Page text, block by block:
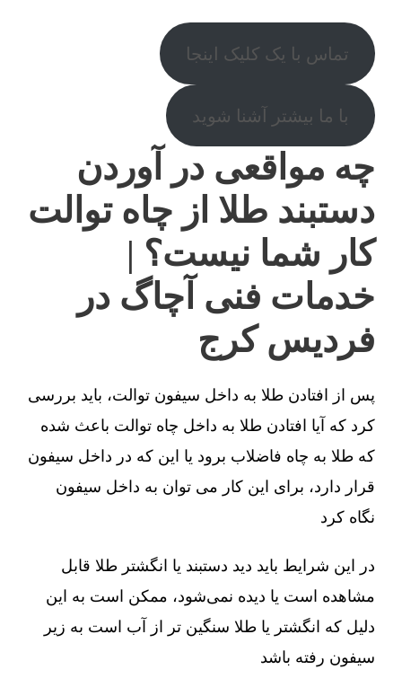
تماس با یک کلیک اینجا
با ما بیشتر آشنا شوید
چه مواقعی در آوردن
دستبند طلا از چاه توالت
کار شما نیست؟ |
خدمات فنی آچاگ در
فردیس کرج
پس از افتادن طلا به داخل سیفون توالت، باید بررسی
کرد که آیا افتادن طلا به داخل چاه توالت باعث شده
که طلا به چاه فاضلاب برود یا این که در داخل سیفون
قرار دارد، برای این کار می توان به داخل سیفون
نگاه کرد
در این شرایط باید دید دستبند یا انگشتر طلا قابل
مشاهده است یا دیده نمی‌شود، ممکن است به این
دلیل که انگشتر یا طلا سنگین تر از آب است به زیر
سیفون رفته باشد